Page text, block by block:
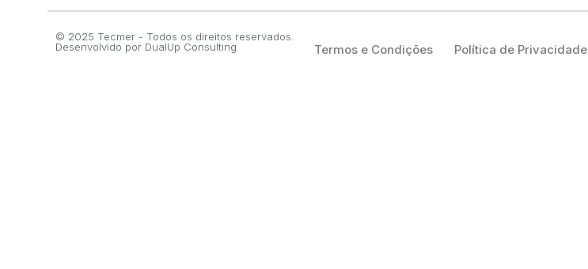
© 2025 Tecmer - Todos os direitos reservados.
Desenvolvido por DualUp Consulting Termos e Condições Política de Privacidade